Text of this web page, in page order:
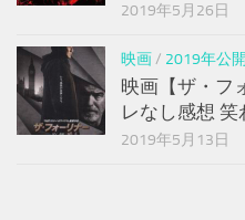
2019年5月26日
映画/ 2019年公開
映画【ザ・フ
レなし感想
2019年5月13日